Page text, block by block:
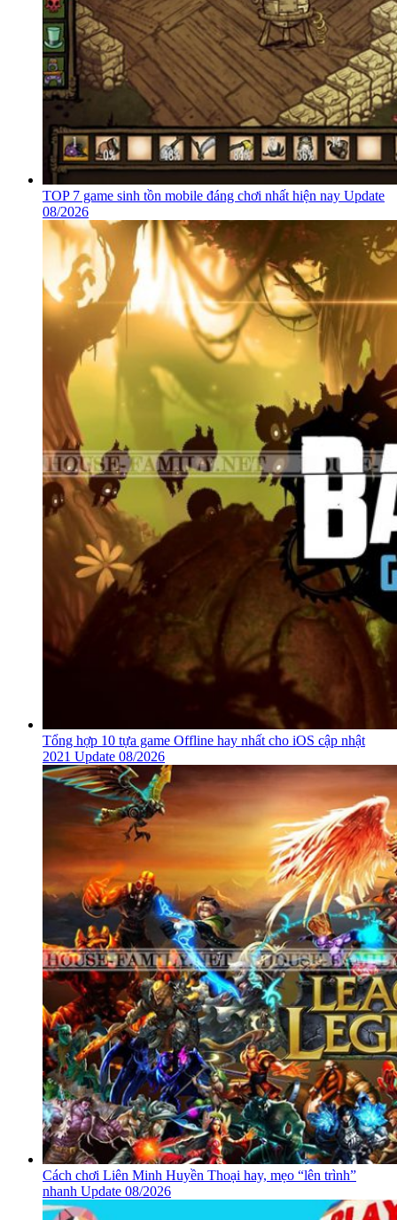
TOP 7 game sinh tồn mobile đáng chơi nhất hiện nay Update
08/2026
Tổng hợp 10 tựa game Offline hay nhất cho iOS cập nhật
2021 Update 08/2026
Cách chơi Liên Minh Huyền Thoại hay, mẹo “lên trình”
nhanh Update 08/2026